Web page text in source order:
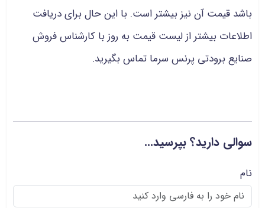
باشد قیمت آن نیز بیشتر است. با این حال برای دریافت
اطلاعات بیشتر از لیست قیمت به روز با کارشناس فروش
صنایع برودتی پرنس سرما تماس بگیرید.
سوالی دارید؟ بپرسید...
نام